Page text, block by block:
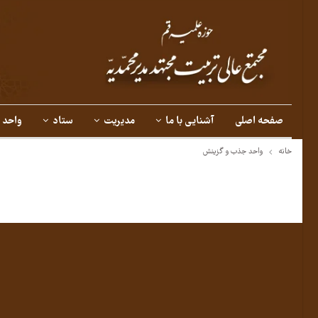
صفحه اصلی آشنایی با ما مدیریت ستاد
خانه واحد جذب و گزینش